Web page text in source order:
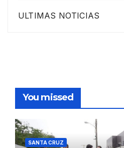
ULTIMAS NOTICIAS
You missed
SANTA CRUZ